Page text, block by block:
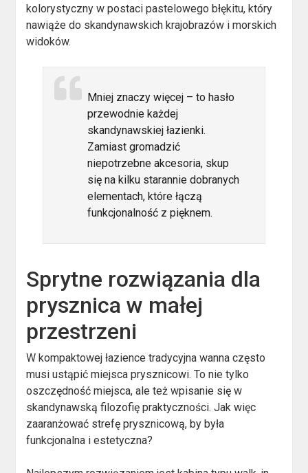
kolorystyczny w postaci pastelowego błękitu, który
nawiąże do skandynawskich krajobrazów i morskich
widoków.
Mniej znaczy więcej – to hasło
przewodnie każdej
skandynawskiej łazienki.
Zamiast gromadzić
niepotrzebne akcesoria, skup
się na kilku starannie dobranych
elementach, które łączą
funkcjonalność z pięknem.
Sprytne rozwiązania dla
prysznica w małej
przestrzeni
W kompaktowej łazience tradycyjna wanna często
musi ustąpić miejsca prysznicowi. To nie tylko
oszczędność miejsca, ale też wpisanie się w
skandynawską filozofię praktyczności. Jak więc
zaaranżować strefę prysznicową, by była
funkcjonalna i estetyczna?